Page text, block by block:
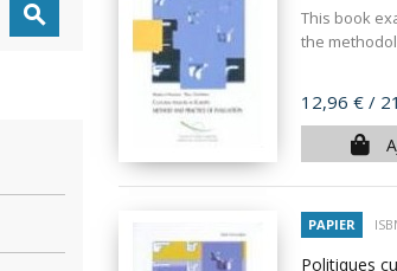

This book
the
Prix
12,96 € /
PAPIER
Politiques